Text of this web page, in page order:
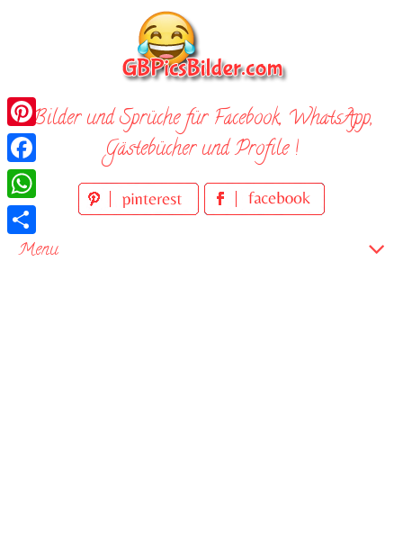
Bilder und Sprüche für Facebook, WhatsApp,
Gästebücher und Profile !
Menu
Pinterest
Facebook
WhatsApp
Teilen